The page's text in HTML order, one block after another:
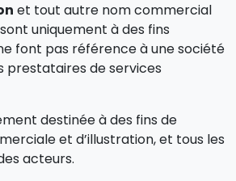
et tout autre nom commercial
uniquement à des fins
font pas référence à une société
prestataires de services
destinée à des fins de
et d’illustration, et tous les
acteurs.